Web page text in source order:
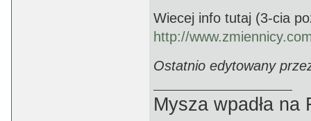
Wiecej info tutaj (3-cia
http://
Ostatnio edytowany
Mysza wpadła na